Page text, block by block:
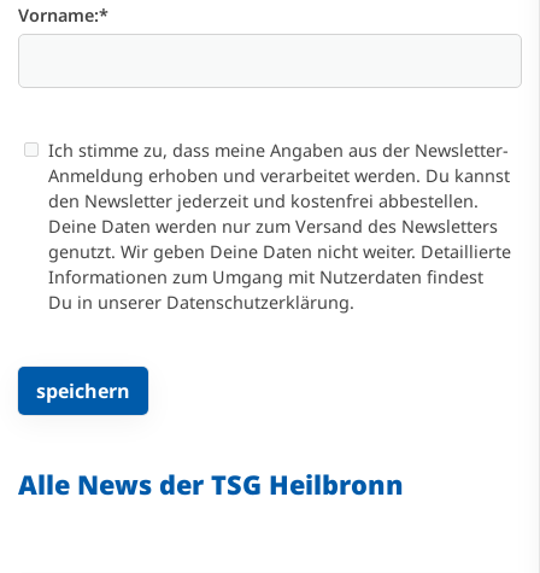
Vorname:*
Ich stimme zu, dass meine Angaben aus der Newsletter-
Anmeldung erhoben und verarbeitet werden. Du kannst
den Newsletter jederzeit und kostenfrei abbestellen.
Deine Daten werden nur zum Versand des Newsletters
genutzt. Wir geben Deine Daten nicht weiter. Detaillierte
Informationen zum Umgang mit Nutzerdaten findest
Du in unserer Datenschutzerklärung.
Alle News der TSG Heilbronn